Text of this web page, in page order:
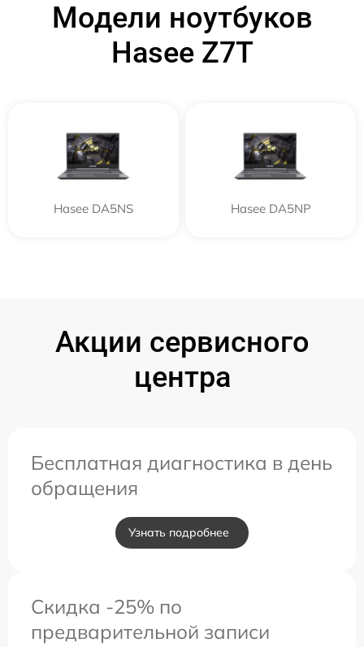
Модели ноутбуков
Hasee Z7T
Hasee DA5NS Hasee DA5NP
Акции сервисного
центра
Бесплатная диагностика в день
обращения
Узнать подробнее
Скидка -25% по
предварительной записи